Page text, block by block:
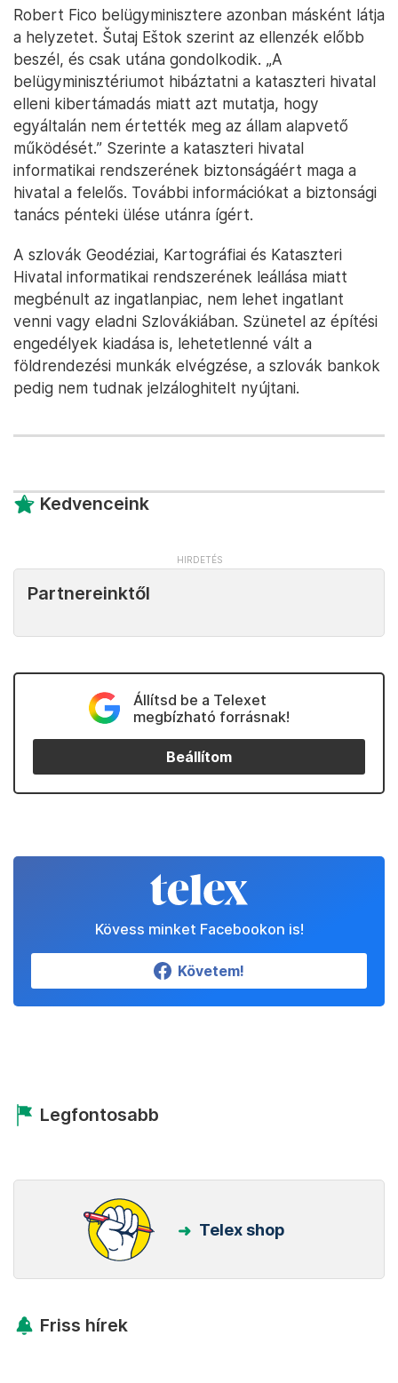
Robert Fico belügyminisztere azonban másként látja
a helyzetet. Šutaj Eštok szerint az ellenzék előbb
beszél, és csak utána gondolkodik. „A
belügyminisztériumot hibáztatni a kataszteri hivatal
elleni kibertámadás miatt azt mutatja, hogy
egyáltalán nem értették meg az állam alapvető
működését.” Szerinte a kataszteri hivatal
informatikai rendszerének biztonságáért maga a
hivatal a felelős. További információkat a biztonsági
tanács pénteki ülése utánra ígért.
A szlovák Geodéziai, Kartográfiai és Kataszteri
Hivatal informatikai rendszerének leállása miatt
megbénult az ingatlanpiac, nem lehet ingatlant
venni vagy eladni Szlovákiában. Szünetel az építési
engedélyek kiadása is, lehetetlenné vált a
földrendezési munkák elvégzése, a szlovák bankok
pedig nem tudnak jelzáloghitelt nyújtani.
Kedvenceink
Partnereinktől
Állítsd be a Telexet
megbízható forrásnak!
Beállítom
Kövess minket Facebookon is!
Követem!
Legfontosabb
Telex shop
Friss hírek